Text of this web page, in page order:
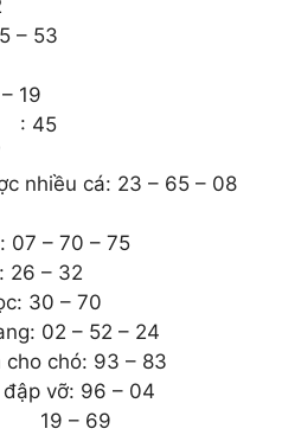
– 53
19
: 45
nhiều cá: 23 – 65 – 08
07 – 70 – 75
26 – 32
30 – 70
02 – 52 – 24
cho chó: 93 – 83
đập vỡ: 96 – 04
19 – 69